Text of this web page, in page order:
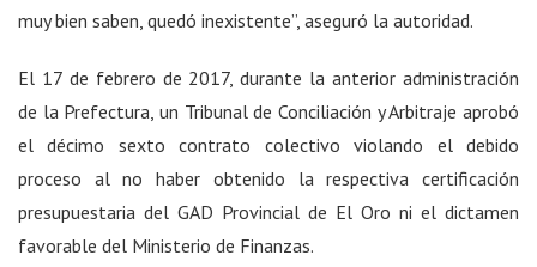
muy bien saben, quedó inexistente”, aseguró la autoridad.
El 17 de febrero de 2017, durante la anterior administración
de la Prefectura, un Tribunal de Conciliación y Arbitraje aprobó
el décimo sexto contrato colectivo violando el debido
proceso al no haber obtenido la respectiva certificación
presupuestaria del GAD Provincial de El Oro ni el dictamen
favorable del Ministerio de Finanzas.